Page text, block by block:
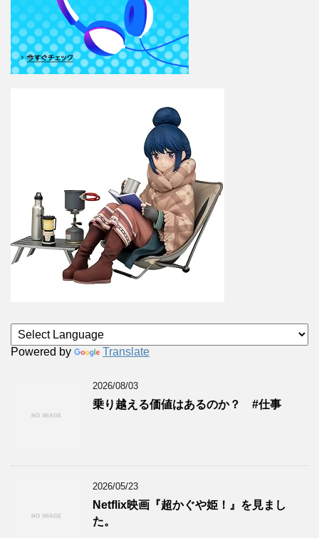
Powered by Translate
2026/08/03
乗り越える価値はあるのか？ #仕事
2026/05/23
Netflix映画『超かぐや姫！』を見まし
た。